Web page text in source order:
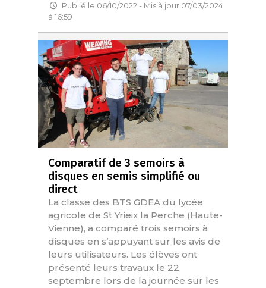
Publié le 06/10/2022 - Mis à jour 07/03/2024
à 16:59
Comparatif de 3 semoirs à
disques en semis simplifié ou
direct
La classe des BTS GDEA du lycée
agricole de St Yrieix la Perche (Haute-
Vienne), a comparé trois semoirs à
disques en s’appuyant sur les avis de
leurs utilisateurs. Les élèves ont
présenté leurs travaux le 22
septembre lors de la journée sur les